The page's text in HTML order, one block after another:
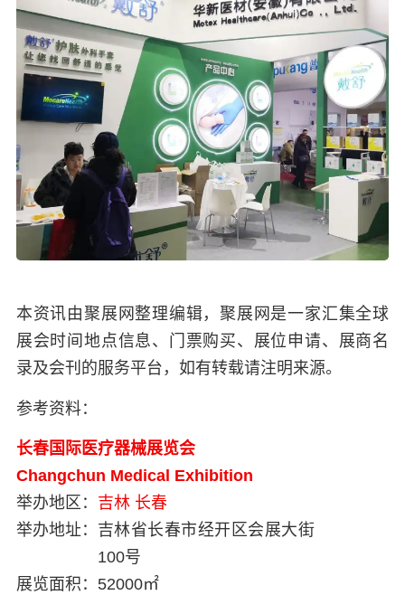
本资讯由聚展网整理编辑，聚展网是一家汇集全球
展会时间地点信息、门票购买、展位申请、展商名
录及会刊的服务平台，如有转载请注明来源。
参考资料：
长春国际医疗器械展览会
Changchun Medical Exhibition
举办地区： 吉林 长春
举办地址： 吉林省长春市经开区会展大街
100号
展览面积： 52000㎡